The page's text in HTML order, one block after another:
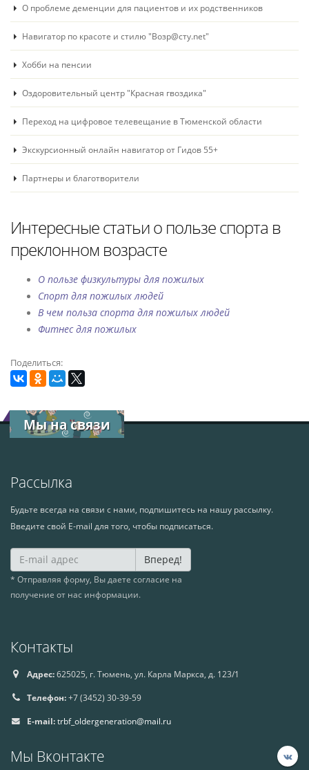
О проблеме деменции для пациентов и их родственников
Навигатор по красоте и стилю "Возр@сту.net"
Хобби на пенсии
Оздоровительный центр "Красная гвоздика"
Переход на цифровое телевещание в Тюменской области
Экскурсионный онлайн навигатор от Гидов 55+
Партнеры и благотворители
Интересные статьи о пользе спорта в
преклонном возрасте
О пользе физкультуры для пожилых
Спорт для пожилых людей
В чем польза спорта для пожилых людей
Фитнес для пожилых
Поделиться:
Мы на связи
Рассылка
Будьте всегда на связи с нами, подпишитесь на нашу рассылку.
Введите свой E-mail для того, чтобы подписаться.
Вперед!
* Отправляя форму, Вы даете согласие на
получение от нас информации.
Контакты
Адрес:625025, г. Тюмень, ул. Карла Маркса, д. 123/1
Телефон:+7 (3452) 30-39-59
E-mail:trbf_oldergeneration@mail.ru
Мы Вконтакте